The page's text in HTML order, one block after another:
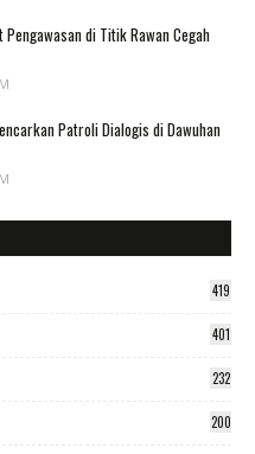
di Titik Rawan Cegah
Patroli Dialogis di Dawuhan
419
401
232
200